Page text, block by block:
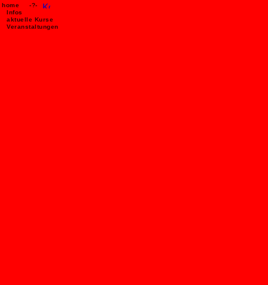
home
-?-
Infos
aktuelle Kurse
Veranstaltungen